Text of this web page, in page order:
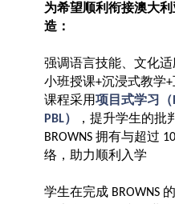
为希望顺利衔接澳大
造：
强调语言技能、文化
小班授课+沉浸式教学+
课程采用项目式学习（
PBL） ，提升学生的批
BROWNS 拥有与超过
络，助力顺利入学
学生在完成 BROWNS